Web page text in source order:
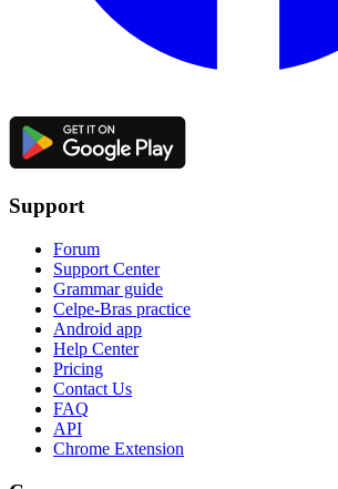
Support
Forum
Support Center
Grammar guide
Celpe-Bras practice
Android app
Help Center
Pricing
Contact Us
FAQ
API
Chrome Extension